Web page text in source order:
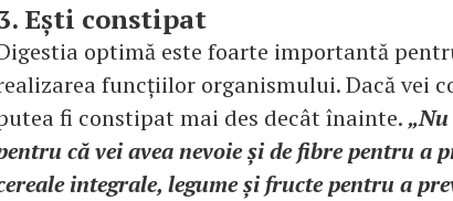
Ești constipat
optimă este foarte importantă
funcțiilor organismului. Dacă vei
fi constipat mai des decât înainte.
că vei avea nevoie și de fibre pentru a
integrale, legume și fructe pentru a